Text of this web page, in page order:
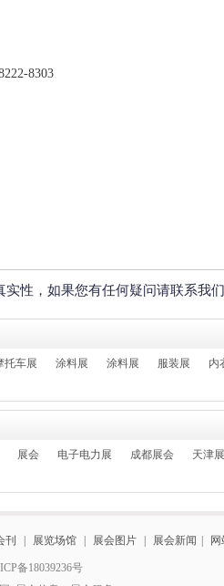
8303
性，如果您有任何疑问请联系我们
托车展 涂料展 涂料展 服装展 内
展会 电子电力展 成都展会 天津
刊 展览场馆 展会图片 展会新闻
备18039236号